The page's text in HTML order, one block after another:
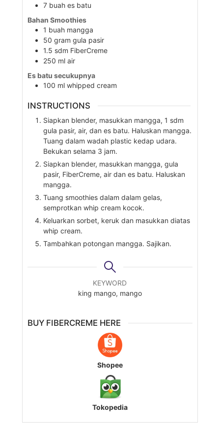
7 buah es batu
Bahan Smoothies
1 buah mangga
50 gram gula pasir
1.5 sdm FiberCreme
250 ml air
Es batu secukupnya
100 ml whipped cream
INSTRUCTIONS
Siapkan blender, masukkan mangga, 1 sdm
gula pasir, air, dan es batu. Haluskan mangga.
Tuang dalam wadah plastic kedap udara.
Bekukan selama 3 jam.
Siapkan blender, masukkan mangga, gula
pasir, FiberCreme, air dan es batu. Haluskan
mangga.
Tuang smoothies dalam dalam gelas,
semprotkan whip cream kocok.
Keluarkan sorbet, keruk dan masukkan diatas
whip cream.
Tambahkan potongan mangga. Sajikan.
KEYWORD
king mango, mango
BUY FIBERCREME HERE
Shopee
Tokopedia